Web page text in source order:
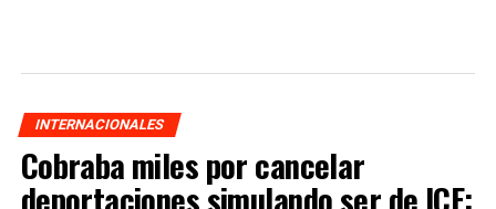
INTERNACIONALES
Cobraba miles por cancelar
deportaciones simulando ser de ICE: